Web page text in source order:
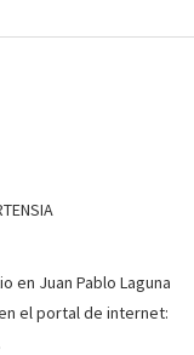
en Juan Pablo Laguna
el portal de internet: